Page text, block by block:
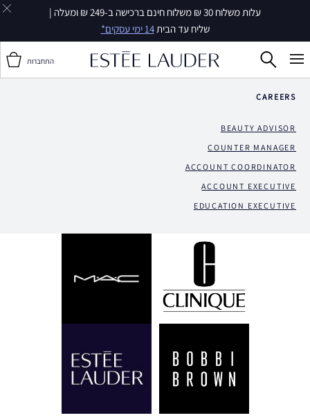
עלות משלוח 30 ₪ משלוח חינם ברכישה ב-249 ₪ ומעלה |
שליח עד הבית14 ימי עסקים*
התחברות
CAREERS
BEAUTY ADVISOR
COUNTER MANAGER
ACCOUNT COORDINATOR
ACCOUNT EXECUTIVE
EDUCATION EXECUTIVE